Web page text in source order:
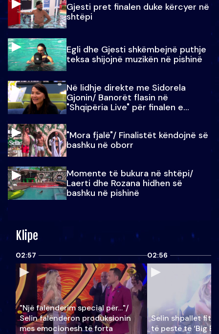
Gjesti pret finalen duke kërcyer në
shtëpi
Egli dhe Gjesti shkëmbejnë puthje
teksa shijojnë muzikën në pishinë
Në lidhje direkte me Sidorela
Gjonin/ Banorët flasin në
"Shqipëria Live" për finalen e
"Mora fjalë"/ Finalistët këndojnë së
bashku në oborr
Momente të bukura në shtëpi/
Laerti dhe Rozana hidhen së
bashku në pishinë
Klipe
02:57
"Një falenderim special për…"/
Selin falënderon produksionin
mes emocionesh të forta
02:56
Selin shpallet
të pestë të ‘Big